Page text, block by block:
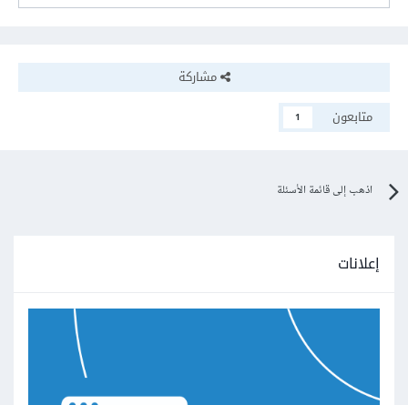
مشاركة
متابعون
1
اذهب إلى قائمة الأسئلة
إعلانات